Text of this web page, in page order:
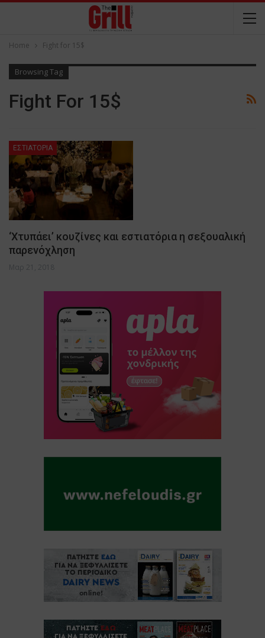
Home Fight for 15$
Browsing Tag
Fight For 15$
ΕΣΤΙΑΤΟΡΙΑ
‘Χτυπάει’ κουζίνες και εστιατόρια η σεξουαλική
παρενόχληση
Μαρ 21, 2018